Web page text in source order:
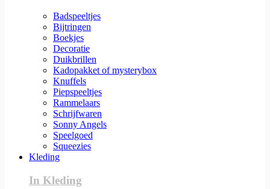
Badspeeltjes
Bijtringen
Boekjes
Decoratie
Duikbrillen
Kadopakket of mysterybox
Knuffels
Piepspeeltjes
Rammelaars
Schrijfwaren
Sonny Angels
Speelgoed
Squeezies
Kleding
In Kleding